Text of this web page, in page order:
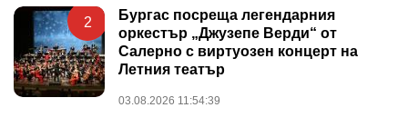
2
Бургас посреща легендарния
оркестър „Джузепе Верди“ от
Салерно с виртуозен концерт на
Летния театър
03.08.2026 11:54:39